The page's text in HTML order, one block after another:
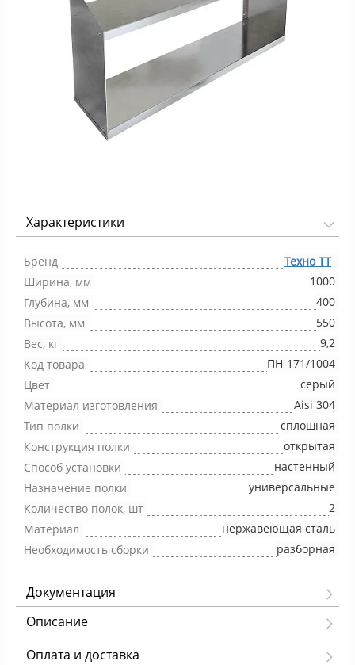
Характеристики
Бренд
Техно ТТ
Ширина, мм
1000
Глубина, мм
400
Высота, мм
550
Вес, кг
9,2
Код товара
ПН-171/1004
Цвет
серый
Материал изготовления
Aisi 304
Тип полки
сплошная
Конструкция полки
открытая
Способ установки
настенный
Назначение полки
универсальные
Количество полок, шт
2
Материал
нержавеющая сталь
Необходимость сборки
разборная
Документация
Описание
Оплата и доставка